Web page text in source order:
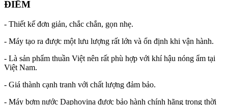
ĐIỂM
- Thiết kế đơn giản, chắc chắn, gọn nhẹ.
- Máy tạo ra được một lưu lượng rất lớn và ổn định khi vận hành.
- Là sản phẩm thuần Việt nên rất phù hợp với khí hậu nóng ẩm tại
Việt Nam.
- Giá thành cạnh tranh với chất lượng đảm bảo.
- Máy bơm nước Daphovina được bảo hành chính hãng trong thời